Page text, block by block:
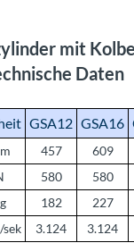
mit
Daten
GSA12 GSA16
457 609
580 580
182 227
3.124 3.124